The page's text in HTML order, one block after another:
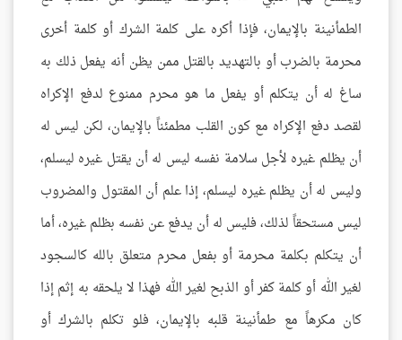
الطمأنينة بالإيمان، فإذا أكره على كلمة الشرك أو كلمة أخرى
محرمة بالضرب أو بالتهديد بالقتل ممن يظن أنه يفعل ذلك به
ساغ له أن يتكلم أو يفعل ما هو محرم ممنوع لدفع الإكراه
لقصد دفع الإكراه مع كون القلب مطمئناً بالإيمان، لكن ليس له
أن يظلم غيره لأجل سلامة نفسه ليس له أن يقتل غيره ليسلم،
وليس له أن يظلم غيره ليسلم، إذا علم أن المقتول والمضروب
ليس مستحقاً لذلك، فليس له أن يدفع عن نفسه بظلم غيره، أما
أن يتكلم بكلمة محرمة أو بفعل محرم متعلق بالله كالسجود
لغير الله أو كلمة كفر أو الذبح لغير الله فهذا لا يلحقه به إثم إذا
كان مكرهاً مع طمأنينة قلبه بالإيمان، فلو تكلم بالشرك أو